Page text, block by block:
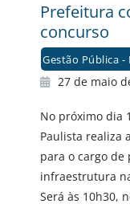
Prefeitura
concurso
Gestão Pública -
27 de maio
No próximo dia
Paulista realiza
para o cargo de
infraestrutura
Será às 10h30,